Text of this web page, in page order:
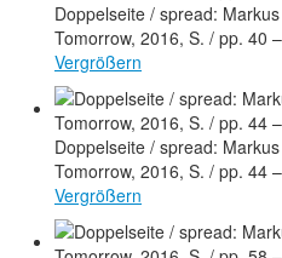
Doppelseite / spread:
Tomorrow, 2016, S. / pp. 40
Vergrößern
Doppelseite / spread:
Tomorrow, 2016, S. / pp. 44
Vergrößern